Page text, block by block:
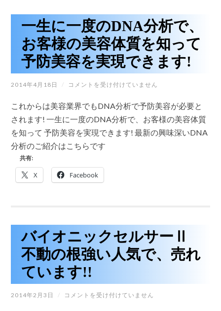
格
で
は
一生に一度のDNA分析で、
お客様の美容体質を知って
予防美容を実現できます!
2014年4月18日 /
一
に
一
度
DNA
分
析
お
客
様
質
を
知
っ
て
予
防
美
容
コメントを受け付けていません
これからは美容業界でもDNA分析で予防美容が必要と
されます! 一生に一度のDNA分析で、お客様の美容体質
を知って 予防美容を実現できます! 最新の興味深いDNA
分析のご紹介はこちらです
共有:
X Facebook
バイオニックセルサーⅡ
不動の根強い人気で、売れ
ています!!
2014年2月3日 /
バ
コメントを受け付けていません